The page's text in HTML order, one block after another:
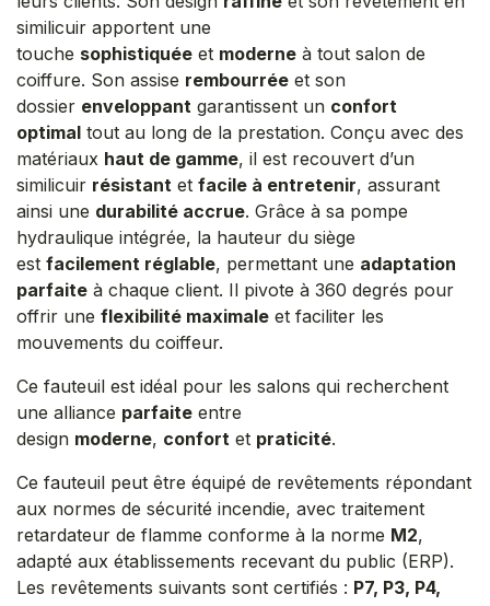
similicuir apportent une
touche sophistiquée et moderne à tout salon de
coiffure. Son assise rembourrée et son
dossier enveloppant garantissent un confort
optimal tout au long de la prestation. Conçu avec des
matériaux haut de gamme, il est recouvert d’un
similicuir résistant et facile à entretenir, assurant
ainsi une durabilité accrue. Grâce à sa pompe
hydraulique intégrée, la hauteur du siège
est facilement réglable, permettant une adaptation
parfaite à chaque client. Il pivote à 360 degrés pour
offrir une flexibilité maximale et faciliter les
mouvements du coiffeur.
Ce fauteuil est idéal pour les salons qui recherchent
une alliance parfaite entre
design moderne, confort et praticité.
Ce fauteuil peut être équipé de revêtements répondant
aux normes de sécurité incendie, avec traitement
retardateur de flamme conforme à la norme M2,
adapté aux établissements recevant du public (ERP).
Les revêtements suivants sont certifiés : P7, P3, P4,